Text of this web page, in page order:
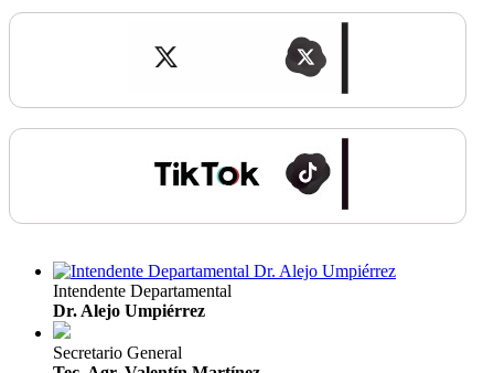
Intendente Departamental
Dr. Alejo Umpiérrez
Secretario General